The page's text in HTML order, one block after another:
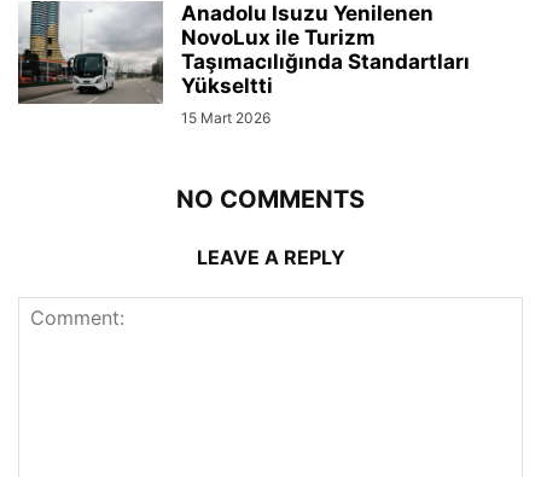
Anadolu Isuzu Yenilenen
NovoLux ile Turizm
Taşımacılığında Standartları
Yükseltti
15 Mart 2026
NO COMMENTS
LEAVE A REPLY